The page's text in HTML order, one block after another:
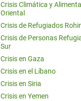
Crisis Climática y
Oriental
Crisis de Refugiados
Crisis de Personas
Sur
Crisis en Gaza
Crisis en el Líbano
Crisis en Siria
Crisis en Yemen